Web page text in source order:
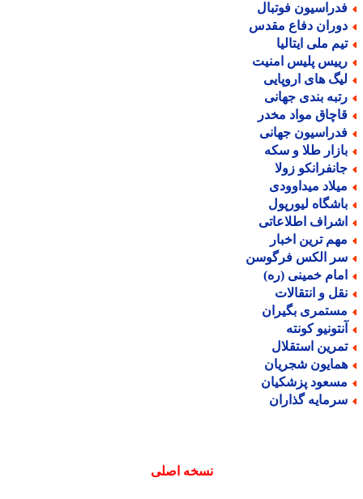
فوتبال
دفاع مقدس
ملی ایتالیا
پلیس امنیت
های اروپایی
بندی جهانی
مواد مخدر
جهانی
طلا و سکه
زولا
میداوودی
لیورپول
اطلاعاتی
ترین اخبار
الکس فرگوسن
خمینی (ره)
و انتقالات
بگیران
کونته
استقلال
شجریان
پزشکیان
گذاران
نسخه اصلی